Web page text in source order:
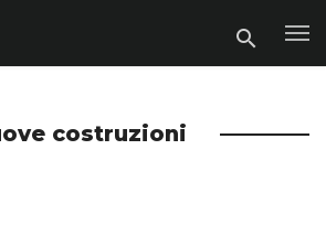
costruzioni